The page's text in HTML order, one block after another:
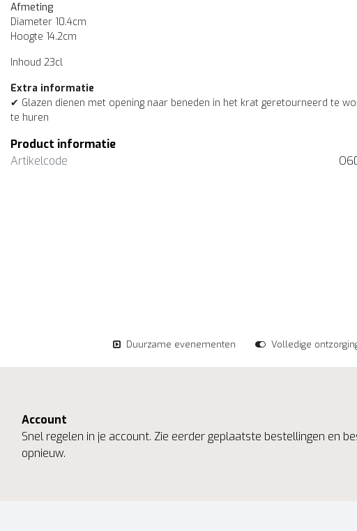
Afmeting
Diameter 10.4cm
Hoogte 14.2cm
Inhoud 23cl
Extra informatie
✔ Glazen dienen met opening naar beneden in het krat geretourneerd te
te huren
Product informatie
Artikelcode
Duurzame evenementen Volledige
Account
Snel regelen in je account. Zie eerder geplaatste bestellingen en
opnieuw.